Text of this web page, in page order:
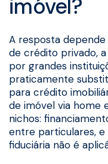
imóvel?
A resposta
de crédito privado,
por grandes
praticamente
para crédito
de imóvel via home
nichos:
entre particulares, e
fiduciária não é